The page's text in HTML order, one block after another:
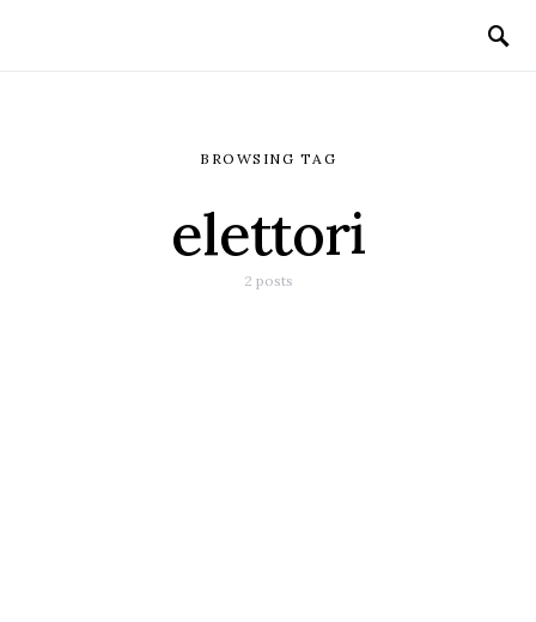
BROWSING TAG
elettori
2 posts